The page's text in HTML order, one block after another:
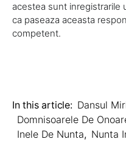
acestea sunt inregistrarile
ca paseaza aceasta
competent.
In this article: Dansul
Domnisoarele De
Inele De Nunta, Nunta